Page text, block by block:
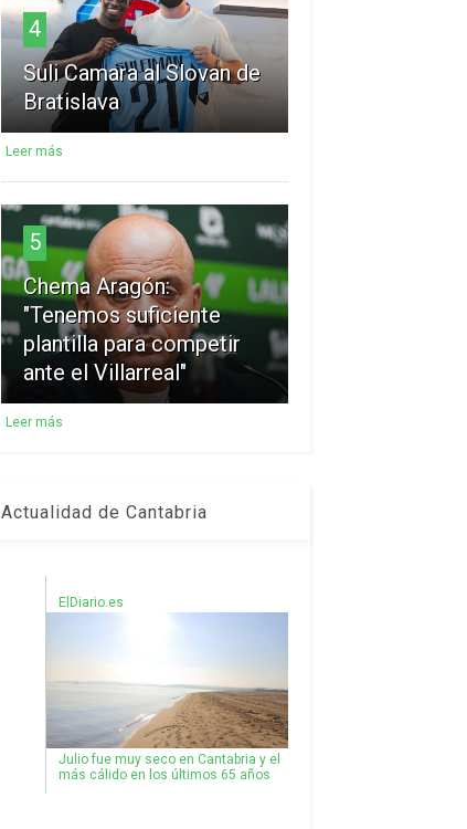
4
Suli Camara al Slovan de
Bratislava
Leer más
5
Chema Aragón:
"Tenemos suficiente
plantilla para competir
ante el Villarreal"
Leer más
Actualidad de Cantabria
ElDiario.es
Julio fue muy seco en Cantabria y el
más cálido en los últimos 65 años